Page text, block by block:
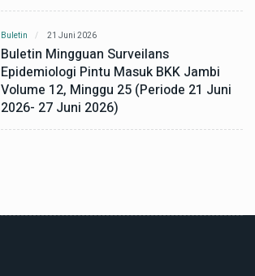
Buletin 21 Juni 2026
Buletin Mingguan Surveilans
Epidemiologi Pintu Masuk BKK Jambi
Volume 12, Minggu 25 (Periode 21 Juni
2026- 27 Juni 2026)